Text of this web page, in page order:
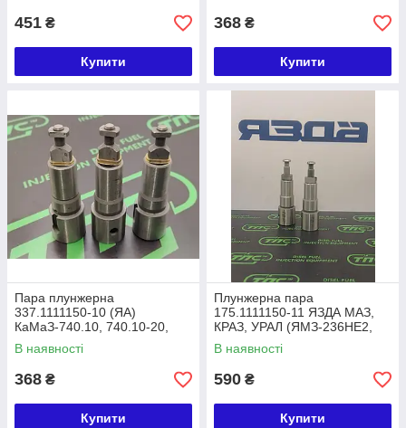
451 ₴
Купити
368 ₴
Купити
Пара плунжерна
337.1111150-10 (ЯА)
КаМаЗ-740.10, 740.10-20,
7403.10 EURO-1
В наявності
368 ₴
Купити
Плунжерна пара
175.1111150-11 ЯЗДА МАЗ,
КРАЗ, УРАЛ (ЯМЗ-236НЕ2,
ЯМЗ-7511) EURO-2
В наявності
590 ₴
Купити